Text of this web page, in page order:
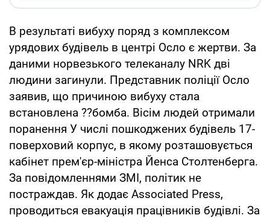
В результаті вибуху поряд з комплексом
урядових будівель в центрі Осло є жертви. За
даними норвезького телеканалу NRK дві
людини загинули. Представник поліції Осло
заявив, що причиною вибуху стала
встановлена ??бомба. Вісім людей отримали
поранення У числі пошкоджених будівель 17-
поверховий корпус, в якому розташовується
кабінет прем'єр-міністра Йенса Столтенберга.
За повідомленнями ЗМІ, політик не
постраждав. Як додає Associated Press,
проводиться евакуація працівників будівлі. За